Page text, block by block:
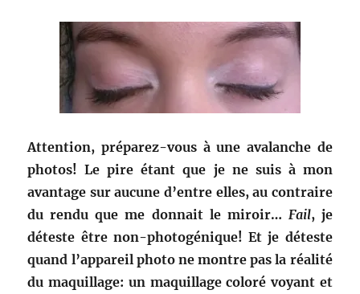
Attention, préparez-vous à une avalanche de
photos! Le pire étant que je ne suis à mon
avantage sur aucune d’entre elles, au contraire
du rendu que me donnait le miroir… Fail, je
déteste être non-photogénique! Et je déteste
quand l’appareil photo ne montre pas la réalité
du maquillage: un maquillage coloré voyant et